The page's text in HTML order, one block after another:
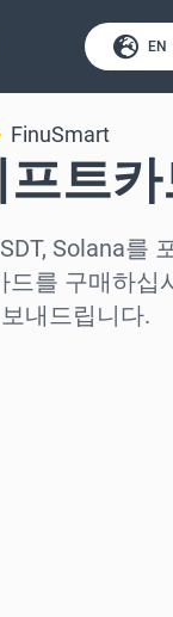
EN
FinuSmart
트카
Solana를
를 구매하십
내드립니다.